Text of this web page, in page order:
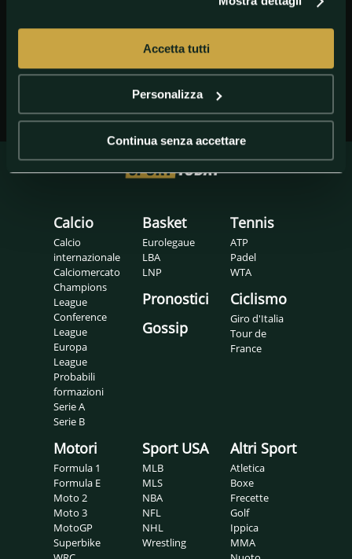
Accetta tutti
Personalizza
Continua senza accettare
Calcio
Calcio
internazionale
Calciomercato
Champions
League
Conference
League
Europa
League
Probabili
formazioni
Serie A
Serie B
Basket
Eurolegaue
LBA
LNP
Pronostici
Gossip
Tennis
ATP
Padel
WTA
Ciclismo
Giro d'Italia
Tour de
France
Motori
Formula 1
Formula E
Moto 2
Moto 3
MotoGP
Superbike
Sport USA
MLB
MLS
NBA
NFL
NHL
Wrestling
Altri Sport
Atletica
Boxe
Frecette
Golf
Ippica
MMA